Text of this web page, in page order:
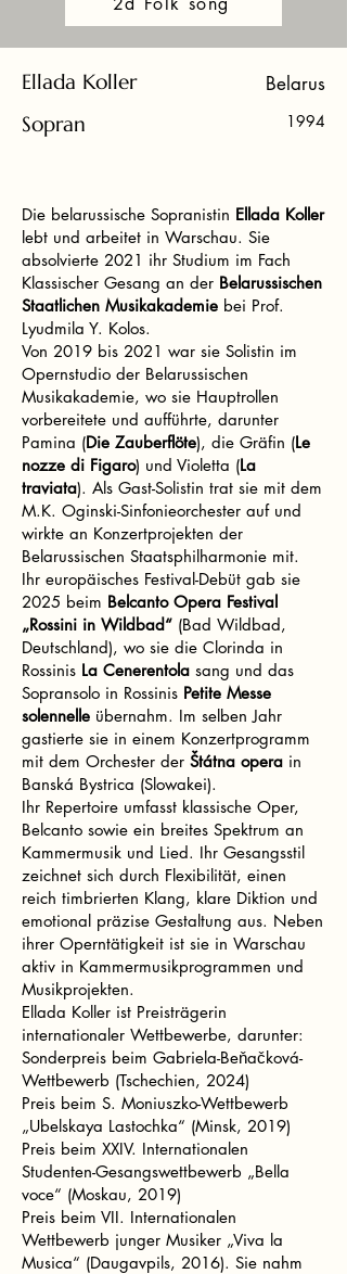
Ellada Koller Belarus
Sopran 1994
Die belarussische Sopranistin Ellada Koller
lebt und arbeitet in Warschau. Sie
absolvierte 2021 ihr Studium im Fach
Klassischer Gesang an der Belarussischen
Staatlichen Musikakademie bei Prof.
Lyudmila Y. Kolos.
Von 2019 bis 2021 war sie Solistin im
Opernstudio der Belarussischen
Musikakademie, wo sie Hauptrollen
vorbereitete und aufführte, darunter
Pamina (Die Zauberflöte), die Gräfin (Le
nozze di Figaro) und Violetta (La
traviata). Als Gast-Solistin trat sie mit dem
M.K. Oginski-Sinfonieorchester auf und
wirkte an Konzertprojekten der
Belarussischen Staatsphilharmonie mit.
Ihr europäisches Festival-Debüt gab sie
2025 beim Belcanto Opera Festival
„Rossini in Wildbad“ (Bad Wildbad,
Deutschland), wo sie die Clorinda in
Rossinis La Cenerentola sang und das
Sopransolo in Rossinis Petite Messe
solennelle übernahm. Im selben Jahr
gastierte sie in einem Konzertprogramm
mit dem Orchester der Štátna opera in
Banská Bystrica (Slowakei).
Ihr Repertoire umfasst klassische Oper,
Belcanto sowie ein breites Spektrum an
Kammermusik und Lied. Ihr Gesangsstil
zeichnet sich durch Flexibilität, einen
reich timbrierten Klang, klare Diktion und
emotional präzise Gestaltung aus. Neben
ihrer Operntätigkeit ist sie in Warschau
aktiv in Kammermusikprogrammen und
Musikprojekten.
Ellada Koller ist Preisträgerin
internationaler Wettbewerbe, darunter:
Sonderpreis beim Gabriela-Beňačková-
Wettbewerb (Tschechien, 2024)
Preis beim S. Moniuszko-Wettbewerb
„Ubelskaya Lastochka“ (Minsk, 2019)
Preis beim XXIV. Internationalen
Studenten-Gesangswettbewerb „Bella
voce“ (Moskau, 2019)
Preis beim VII. Internationalen
Wettbewerb junger Musiker „Viva la
Musica“ (Daugavpils, 2016). Sie nahm